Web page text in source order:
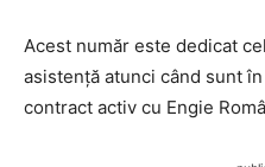
Acest număr este dedicat
asistență atunci când sunt
contract activ cu Engie